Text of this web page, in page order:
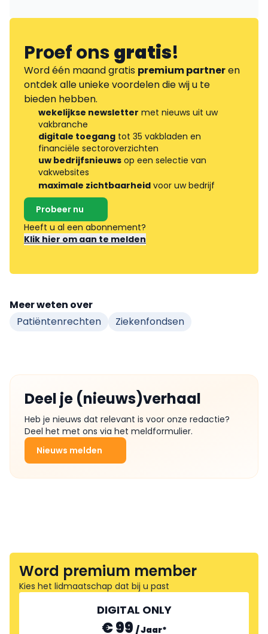
Proef onsgratis!
Word één maand gratis premium partneren
ontdek alle unieke voordelen die wij u te
bieden hebben.
wekelijkse newsletter met nieuws uit uw
vakbranche
digitale toegang tot 35 vakbladen en
financiële sectoroverzichten
uw bedrijfsnieuws op een selectie van
vakwebsites
maximale zichtbaarheid voor uw bedrijf
Probeer nu
Heeft u al een abonnement?
Klik hier om aan te melden
Meer weten over
Patiëntenrechten
Ziekenfondsen
Deel je (nieuws)verhaal
Heb je nieuws dat relevant is voor onze redactie?
Deel het met ons via het meldformulier.
Nieuws melden
Word premium member
Kies het lidmaatschap dat bij u past
DIGITAL ONLY
€ 99 /Jaar*